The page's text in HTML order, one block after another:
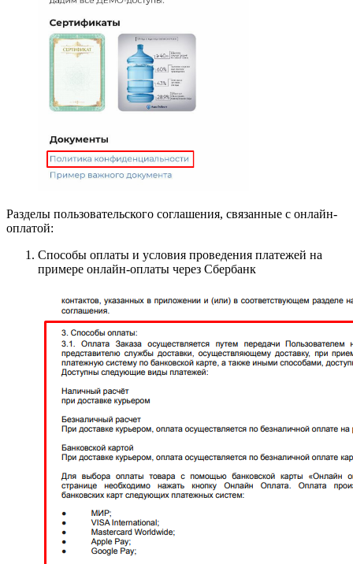
Разделы пользовательского соглашения, связанные с онлайн-
оплатой:
Способы оплаты и условия проведения платежей на
примере онлайн-оплаты через Сбербанк